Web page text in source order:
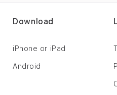
Download
iPhone or iPad
Android